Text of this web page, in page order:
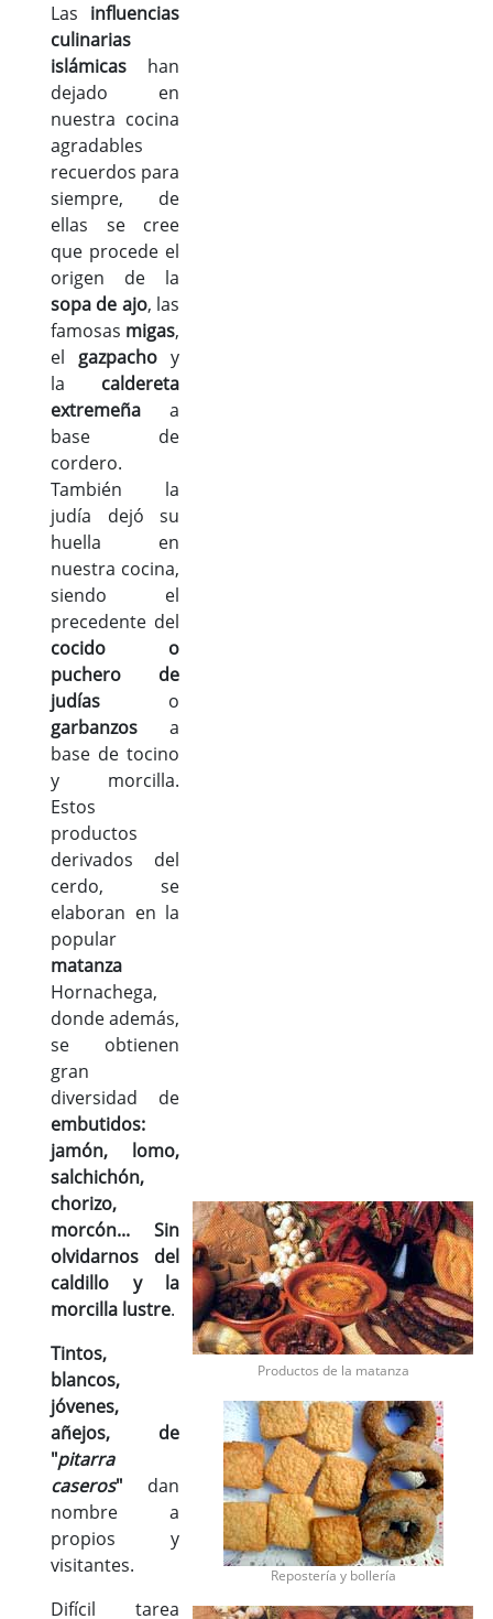
Las influencias
culinarias
islámicas han
dejado en
nuestra cocina
agradables
recuerdos para
siempre, de
ellas se cree
que procede el
origen de la
sopa de ajo, las
famosas migas,
el gazpacho y
la caldereta
extremeña a
base de
cordero.
También la
judía dejó su
huella en
nuestra cocina,
siendo el
precedente del
cocido o
puchero de
judías o
garbanzos a
base de tocino
y morcilla.
Estos
productos
derivados del
cerdo, se
elaboran en la
popular
matanza
Hornachega,
donde además,
se obtienen
gran
diversidad de
embutidos:
jamón, lomo,
salchichón,
chorizo,
morcón... Sin
olvidarnos del
caldillo y la
morcilla lustre.
Tintos,
blancos,
jóvenes,
añejos, de
"pitarra
caseros" dan
nombre a
propios y
visitantes.
Difícil tarea
Productos de la matanza
Repostería y bollería